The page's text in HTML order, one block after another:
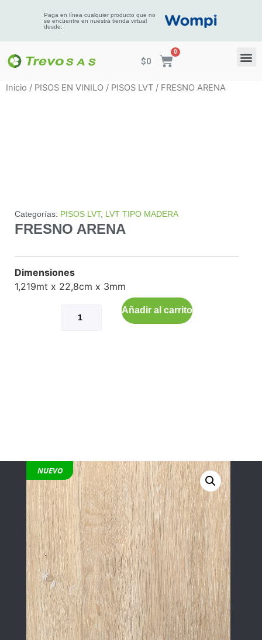
Paga en línea cualquier producto que no
se encuentre en nuestra tienda virtual
desde:
$0
Inicio / PISOS EN VINILO / PISOS LVT / FRESNO ARENA
Categorías: PISOS LVT, LVT TIPO MADERA
FRESNO ARENA
Dimensiones
1,219mt x 22,8cm x 3mm
Añadir al carrito
NUEVO